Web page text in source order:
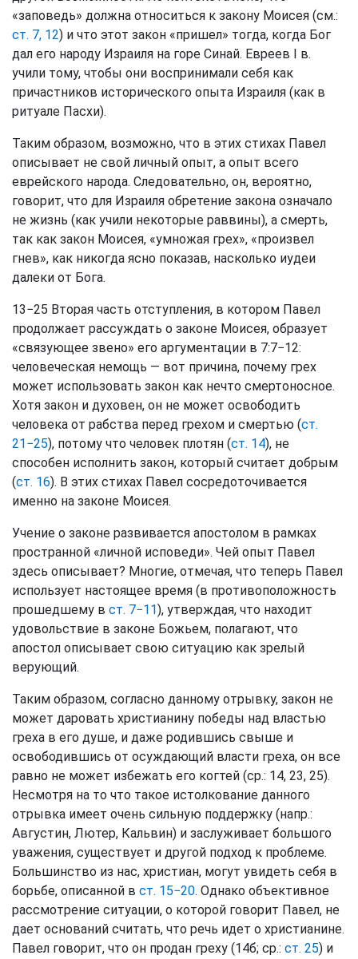
«заповедь» должна относиться к закону Моисея (см.:
ст. 7, 12) и что этот закон «пришел» тогда, когда Бог
дал его народу Израиля на горе Синай. Евреев I в.
учили тому, чтобы они воспринимали себя как
причастников исторического опыта Израиля (как в
ритуале Пасхи).
Таким образом, возможно, что в этих стихах Павел
описывает не свой личный опыт, а опыт всего
еврейского народа. Следовательно, он, вероятно,
говорит, что для Израиля обретение закона означало
не жизнь (как учили некоторые раввины), а смерть,
так как закон Моисея, «умножая грех», «произвел
гнев», как никогда ясно показав, насколько иудеи
далеки от Бога.
13−25 Вторая часть отступления, в котором Павел
продолжает рассуждать о законе Моисея, образует
«связующее звено» его аргументации в 7:7−12:
человеческая немощь — вот причина, почему грех
может использовать закон как нечто смертоносное.
Хотя закон и духовен, он не может освободить
человека от рабства перед грехом и смертью (ст.
21−25), потому что человек плотян (ст. 14), не
способен исполнить закон, который считает добрым
(ст. 16). В этих стихах Павел сосредоточивается
именно на законе Моисея.
Учение о законе развивается апостолом в рамках
пространной «личной исповеди». Чей опыт Павел
здесь описывает? Многие, отмечая, что теперь Павел
использует настоящее время (в противоположность
прошедшему в ст. 7−11), утверждая, что находит
удовольствие в законе Божьем, полагают, что
апостол описывает свою ситуацию как зрелый
верующий.
Таким образом, согласно данному отрывку, закон не
может даровать христианину победы над властью
греха в его душе, и даже родившись свыше и
освободившись от осуждающий власти греха, он все
равно не может избежать его когтей (ср.: 14, 23, 25).
Несмотря на то что такое истолкование данного
отрывка имеет очень сильную поддержку (напр.:
Августин, Лютер, Кальвин) и заслуживает большого
уважения, существует и другой подход к проблеме.
Большинство из нас, христиан, могут увидеть себя в
борьбе, описанной в ст. 15−20. Однако объективное
рассмотрение ситуации, о которой говорит Павел, не
дает оснований считать, что речь идет о христианине.
Павел говорит, что он продан греху (14б; ср.: ст. 25) и